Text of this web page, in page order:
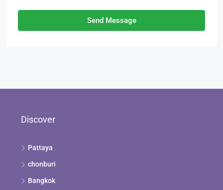
Send Message
Discover
Pattaya
chonburi
Bangkok